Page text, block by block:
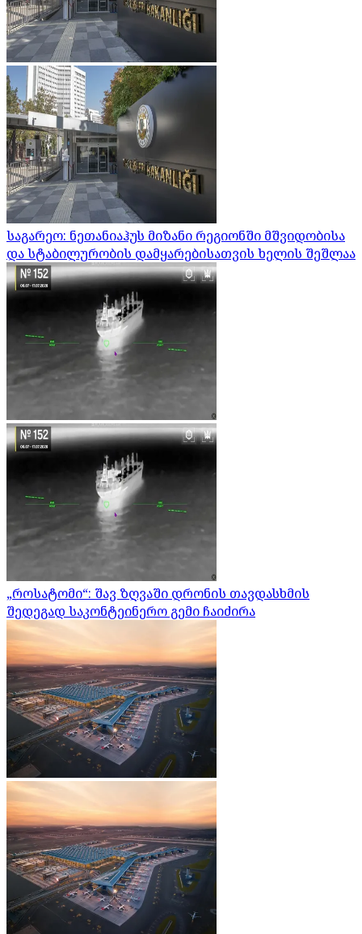
საგარეო: ნეთანიაჰუს მიზანი რეგიონში მშვიდობისა
და სტაბილურობის დამყარებისათვის ხელის შეშლაა
„როსატომი“: შავ ზღვაში დრონის თავდასხმის
შედეგად საკონტეინერო გემი ჩაიძირა